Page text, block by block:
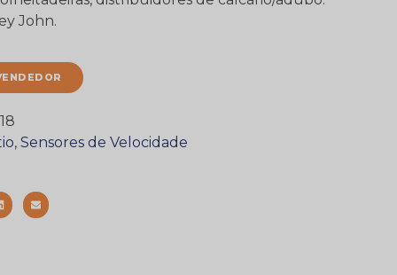
John.
, Sensores de Velocidade